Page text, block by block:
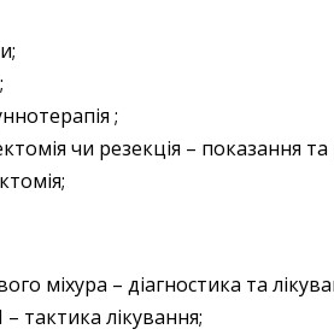
;
чи резекція – показання та
міхура – діагностика та
тактика лікування;